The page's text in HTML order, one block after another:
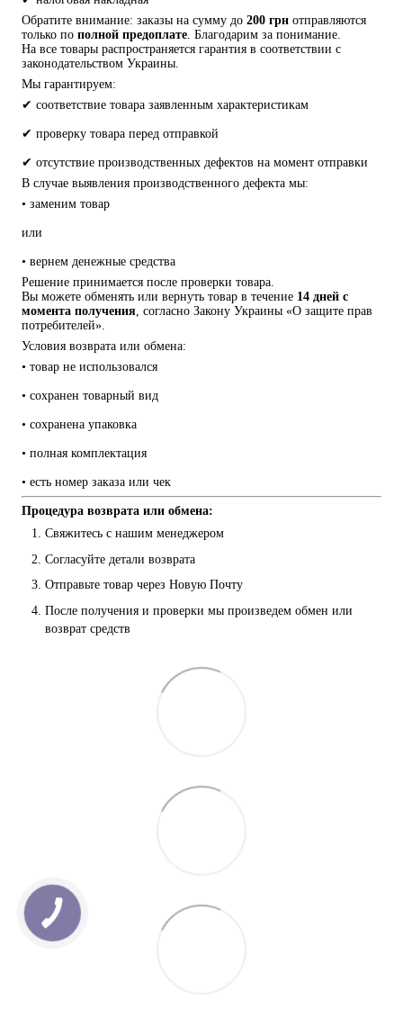
Обратите внимание: заказы на сумму до 200 грн отправляются
только по полной предоплате. Благодарим за понимание.
На все товары распространяется гарантия в соответствии с
законодательством Украины.
Мы гарантируем:
✔ соответствие товара заявленным характеристикам
✔ проверку товара перед отправкой
✔ отсутствие производственных дефектов на момент отправки
В случае выявления производственного дефекта мы:
• заменим товар
или
• вернем денежные средства
Решение принимается после проверки товара.
Вы можете обменять или вернуть товар в течение 14 дней с
момента получения, согласно Закону Украины «О защите прав
потребителей».
Условия возврата или обмена:
• товар не использовался
• сохранен товарный вид
• сохранена упаковка
• полная комплектация
• есть номер заказа или чек
Процедура возврата или обмена:
Свяжитесь с нашим менеджером
Согласуйте детали возврата
Отправьте товар через Новую Почту
После получения и проверки мы произведем обмен или
возврат средств